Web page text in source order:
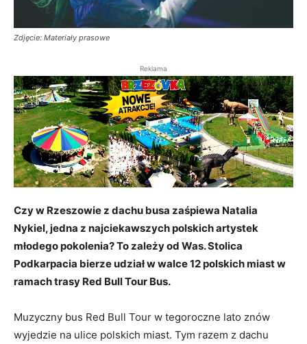
Zdjęcie: Materiały prasowe
Reklama
Czy w Rzeszowie z dachu busa zaśpiewa Natalia
Nykiel, jedna z najciekawszych polskich artystek
młodego pokolenia? To zależy od Was. Stolica
Podkarpacia bierze udział w walce 12 polskich miast w
ramach trasy Red Bull Tour Bus.
Muzyczny bus Red Bull Tour w tegoroczne lato znów
wyjedzie na ulice polskich miast. Tym razem z dachu